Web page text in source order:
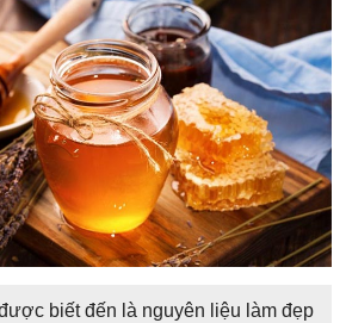
biết đến là nguyên liệu làm đẹp